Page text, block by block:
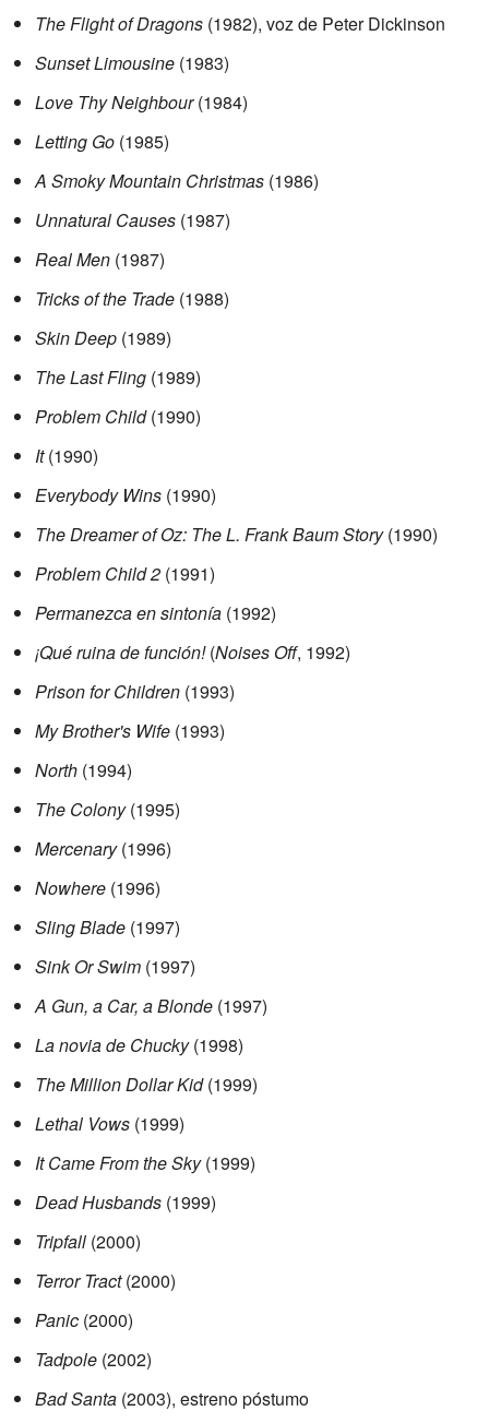
The Flight of Dragons (1982), voz de Peter Dickinson
Sunset Limousine (1983)
Love Thy Neighbour(1984)
Letting Go (1985)
A Smoky Mountain Christmas (1986)
Unnatural Causes (1987)
Real Men (1987)
Tricks of the Trade (1988)
Skin Deep (1989)
The Last Fling (1989)
Problem Child(1990)
It(1990)
Everybody Wins (1990)
The Dreamer of Oz: The L. Frank Baum Story(1990)
Problem Child 2 (1991)
Permanezca en sintonía (1992)
¡Qué ruina de función!(Noises Off, 1992)
Prison for Children (1993)
My Brother's Wife (1993)
North (1994)
The Colony(1995)
Mercenary(1996)
Nowhere (1996)
Sling Blade (1997)
Sink Or Swim (1997)
A Gun, a Car, a Blonde (1997)
La novia de Chucky(1998)
The Million Dollar Kid(1999)
Lethal Vows (1999)
It Came From the Sky(1999)
Dead Husbands (1999)
Tripfall (2000)
Terror Tract(2000)
Panic (2000)
Tadpole (2002)
Bad Santa (2003), estreno póstumo